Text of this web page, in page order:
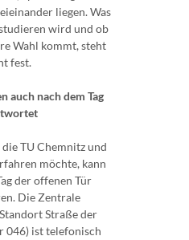
liegen. Was
wird und ob
Wahl kommt, steht
fest.
auch nach dem Tag
TU Chemnitz und
möchte, kann
der offenen Tür
Die Zentrale
Straße der
046) ist telefonisch